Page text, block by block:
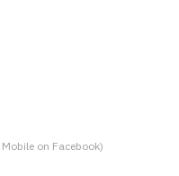
on Facebook)